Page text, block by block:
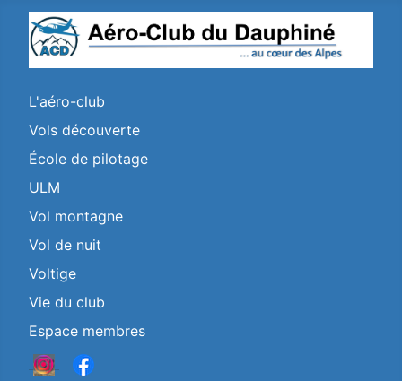
L'aéro-club
Vols découverte
École de pilotage
ULM
Vol montagne
Vol de nuit
Voltige
Vie du club
Espace membres